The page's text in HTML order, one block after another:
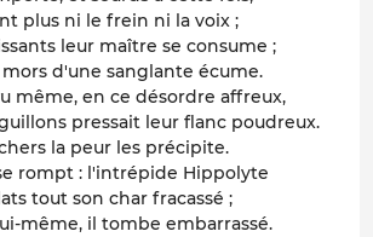
plus ni le frein ni la voix ;
leur maître se consume ;
d'une sanglante écume.
même, en ce désordre affreux,
pressait leur flanc poudreux.
la peur les précipite.
rompt : l'intrépide Hippolyte
tout son char fracassé ;
même, il tombe embarrassé.